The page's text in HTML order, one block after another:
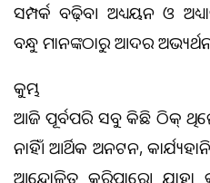
ସମ୍ପର୍କ ବଢ଼ିବ। ଅଧ୍ୟୟନ ଓ
ବନ୍ଧୁ ମାନଙ୍କଠାରୁ ଆଦର
କୁମ୍ଭ
ଆଜି ପୂର୍ବପରି ସବୁ କିଛି ଠିକ୍‌
ନାହିଁ। ଆର୍ଥିକ ଅନଟନ,
ଆନ୍ଦୋଳିତ କରିପାରେ। ଯାହା